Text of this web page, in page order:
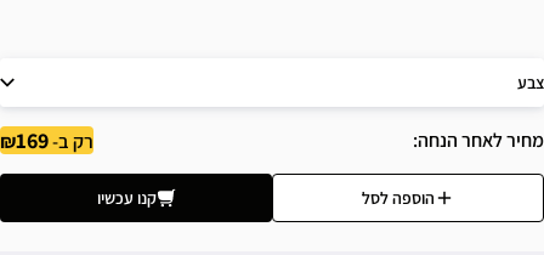
צבע
מחיר לאחר הנחה רק ב-169
הוספה לסל קנו עכשיו